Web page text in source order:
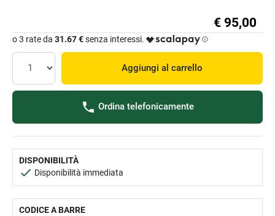
€ 95,00
o 3 rate da 31.67 €senza interessi.
Aggiungi al carrello
Ordina telefonicamente
DISPONIBILITÀ
Disponibilità immediata
CODICE A BARRE